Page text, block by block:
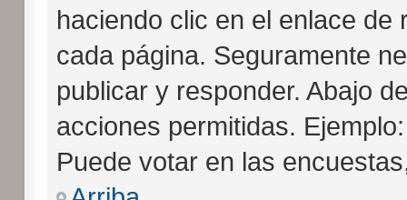
haciendo clic en el enlace
cada página. Seguramente
publicar y responder. Abajo
acciones permitidas.
Puede votar en las